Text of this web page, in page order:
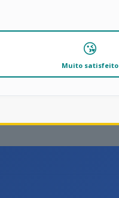
😘
Muito satisfeito